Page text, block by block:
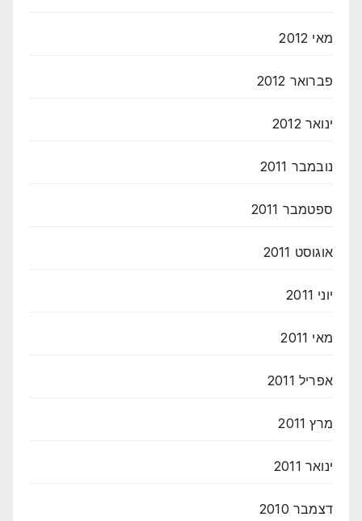
מאי 2012
פברואר 2012
ינואר 2012
נובמבר 2011
ספטמבר 2011
אוגוסט 2011
יוני 2011
מאי 2011
אפריל 2011
מרץ 2011
ינואר 2011
דצמבר 2010